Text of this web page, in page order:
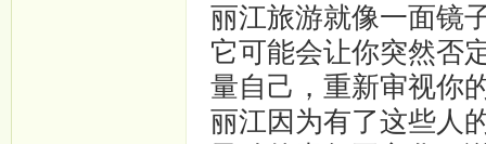
丽江旅游就像一面镜
它可能会让你突然否
量自己，重新审视你
丽江因为有了这些人